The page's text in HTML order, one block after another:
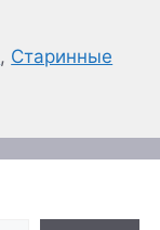
, Старинные